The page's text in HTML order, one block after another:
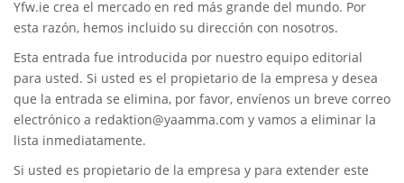
Yfw.ie crea el mercado en red más grande del mundo. Por
esta razón, hemos incluido su dirección con nosotros.
Esta entrada fue introducida por nuestro equipo editorial
para usted. Si usted es el propietario de la empresa y desea
que la entrada se elimina, por favor, envíenos un breve correo
electrónico a redaktion@yaamma.com y vamos a eliminar la
lista inmediatamente.
Si usted es propietario de la empresa y para extender este